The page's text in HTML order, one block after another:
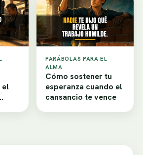
el
PARÁBOLAS PARA EL
ALMA
Cómo sostener tu
esperanza cuando el
cansancio te vence